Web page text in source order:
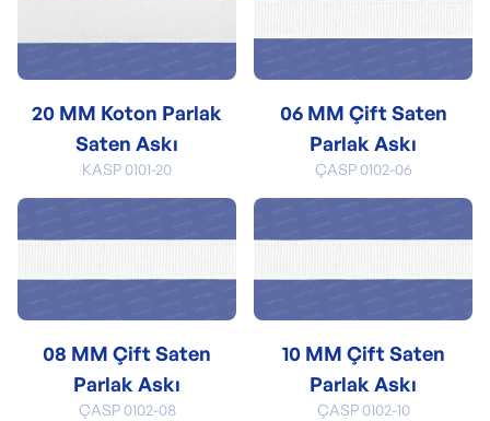
20 MM Koton Parlak
Saten Askı
KASP 0101-20
06 MM Çift Saten
Parlak Askı
ÇASP 0102-06
08 MM Çift Saten
Parlak Askı
ÇASP 0102-08
10 MM Çift Saten
Parlak Askı
ÇASP 0102-10